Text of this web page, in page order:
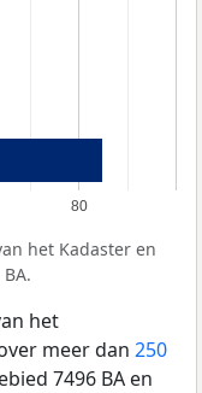
80
het Kadaster en
het
meer dan 250
7496 BA en